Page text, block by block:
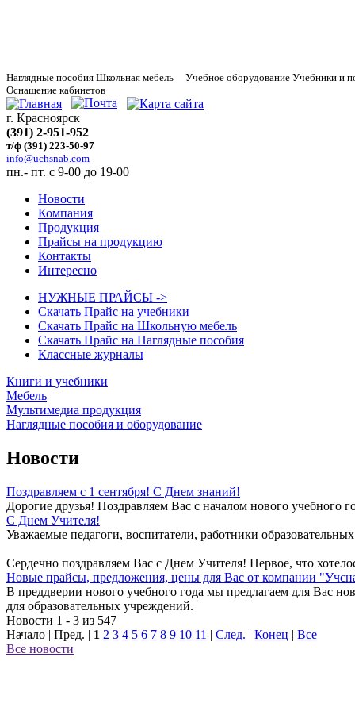
Наглядные пособия Школьная мебель Учебное оборудование Учебники и
Оснащение кабинетов
г. Красноярск
(391) 2-951-952
т/ф (391) 223-50-97
info@uchsnab.com
пн.- пт. с 9-00 до 19-00
Новости
Компания
Продукция
Прайсы на продукцию
Контакты
Интересно
НУЖНЫЕ ПРАЙСЫ ->
Скачать Прайс на учебники
Скачать Прайс на Школьную мебель
Скачать Прайс на Наглядные пособия
Классные журналы
Книги и учебники
Мебель
Мультимедиа продукция
Наглядные пособия и оборудование
Новости
Поздравляем с 1 сентября! С Днем знаний!
Дорогие друзья! Поздравляем Вас с началом нового учебного
С Днем Учителя!
Уважаемые педагоги, воспитатели, работники
Сердечно поздравляем Вас с Днем Учителя! Первое, что
Новые прайсы, предложения, цены для Вас от компании
В преддверии нового учебного года мы предлагаем для Вас
для образовательных учреждений.
Новости 1 - 3 из 547
Начало | Пред. | 1 2 3 4 5 6 7 8 9 10 11 | След. | Конец | Все
Все новости